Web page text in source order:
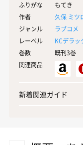
ふりがな
もてき
作者
久保 ミツ
ジャンル
ラブコメ
レーベル
KCデラッ
巻数
既刊3巻
関連商品
新着関連ガイド